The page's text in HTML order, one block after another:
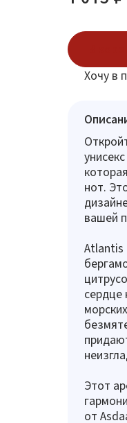
Хочу в
нот.
вашей
Atlantis
сердце
Этот
от